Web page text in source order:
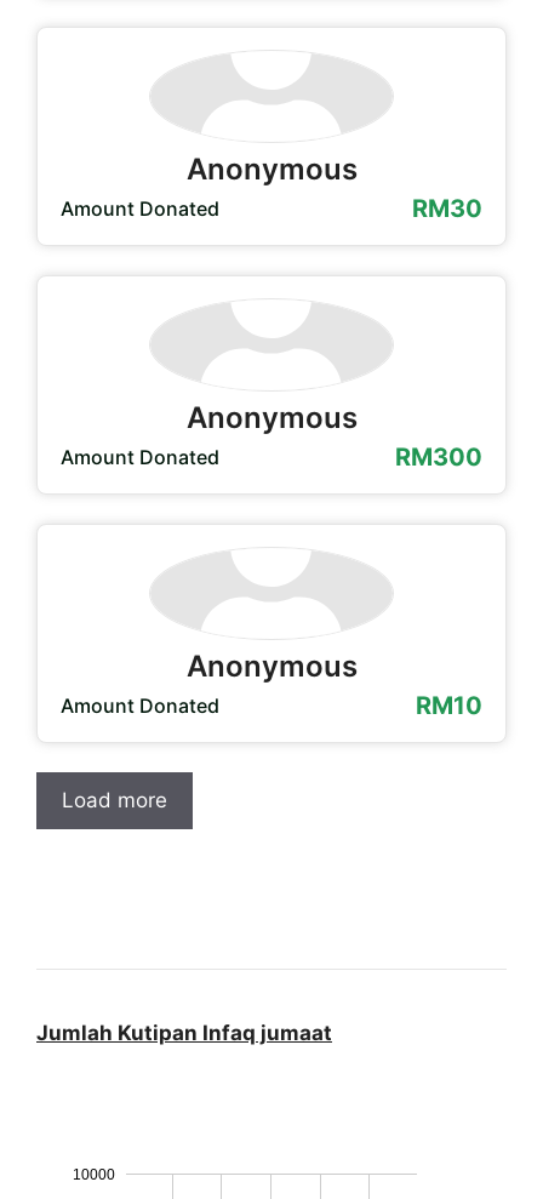
Anonymous
Amount Donated RM30
Anonymous
Amount Donated RM300
Anonymous
Amount Donated RM10
Load more
Jumlah Kutipan Infaq jumaat
10000